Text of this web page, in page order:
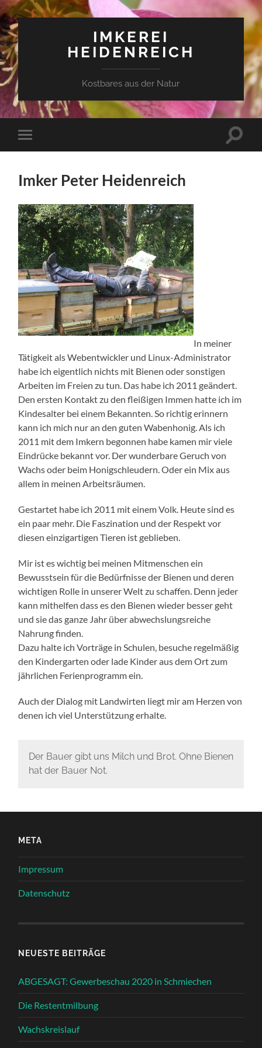
IMKEREI
HEIDENREICH
Kostbares aus der Natur
Mobile-
Menü
Imker Peter Heidenreich
In meiner
Tätigkeit als Webentwickler und Linux-Administrator
habe ich eigentlich nichts mit Bienen oder sonstigen
Arbeiten im Freien zu tun. Das habe ich 2011 geändert.
Den ersten Kontakt zu den fleißigen Immen hatte ich im
Kindesalter bei einem Bekannten. So richtig erinnern
kann ich mich nur an den guten Wabenhonig. Als ich
2011 mit dem Imkern begonnen habe kamen mir viele
Eindrücke bekannt vor. Der wunderbare Geruch von
Wachs oder beim Honigschleudern. Oder ein Mix aus
allem in meinen Arbeitsräumen.
Gestartet habe ich 2011 mit einem Volk. Heute sind es
ein paar mehr. Die Faszination und der Respekt vor
diesen einzigartigen Tieren ist geblieben.
Mir ist es wichtig bei meinen Mitmenschen ein
Bewusstsein für die Bedürfnisse der Bienen und deren
wichtigen Rolle in unserer Welt zu schaffen. Denn jeder
kann mithelfen dass es den Bienen wieder besser geht
und sie das ganze Jahr über abwechslungsreiche
Nahrung finden.
Dazu halte ich Vorträge in Schulen, besuche regelmäßig
den Kindergarten oder lade Kinder aus dem Ort zum
jährlichen Ferienprogramm ein.
Auch der Dialog mit Landwirten liegt mir am Herzen von
denen ich viel Unterstützung erhalte.
Der Bauer gibt uns Milch und Brot. Ohne Bienen
hat der Bauer Not.
META
Impressum
Datenschutz
NEUESTE BEITRÄGE
ABGESAGT: Gewerbeschau 2020 in Schmiechen
Die Restentmilbung
Wachskreislauf